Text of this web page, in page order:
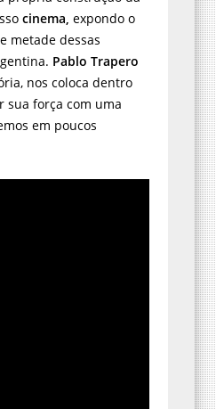
cinema, expondo o
metade dessas
Pablo Trapero
nos coloca dentro
sua força com uma
em poucos